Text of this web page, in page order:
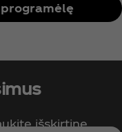
programėlę
išskirtinę